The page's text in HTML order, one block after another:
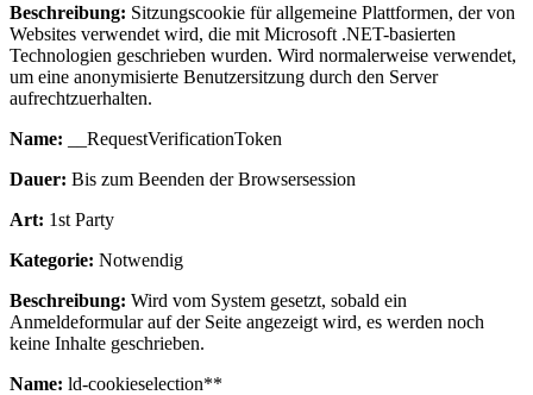
Beschreibung: Sitzungscookie für allgemeine Plattformen, der von
Websites verwendet wird, die mit Microsoft .NET-basierten
Technologien geschrieben wurden. Wird normalerweise verwendet,
um eine anonymisierte Benutzersitzung durch den Server
aufrechtzuerhalten.
Name: __RequestVerificationToken
Dauer: Bis zum Beenden der Browsersession
Art: 1st Party
Kategorie: Notwendig
Beschreibung: Wird vom System gesetzt, sobald ein
Anmeldeformular auf der Seite angezeigt wird, es werden noch
keine Inhalte geschrieben.
Name: ld-cookieselection**